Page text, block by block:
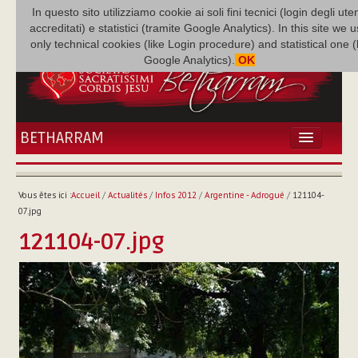
In questo sito utilizziamo cookie ai soli fini tecnici (login degli
accreditati) e statistici (tramite Google Analytics). In this site we
only technical cookies (like Login procedure) and statistical one
Google Analytics). OK
BETHARRAM
ACCUEIL
BÉTHARRAM
MISSION
NEF
MULTIMÉDIA
P. AUGUSTE ETCHÉCOPAR
Vous êtes ici :Accueil/ Actualités/ Infos 2012 / Argentine - Adrogué / 121104-
07.jpg
121104-07.jpg